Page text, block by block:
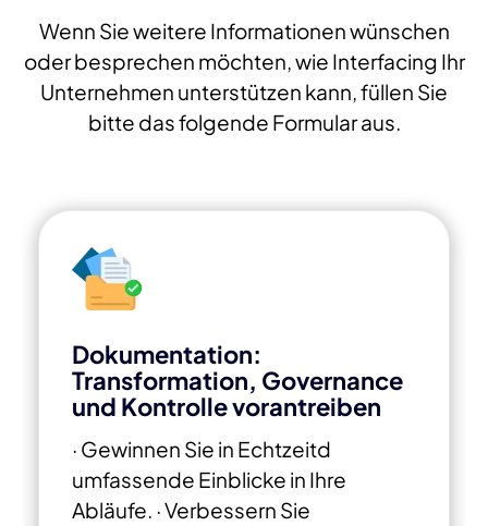
Wenn Sie weitere Informationen wünschen
oder besprechen möchten, wie Interfacing Ihr
Unternehmen unterstützen kann, füllen Sie
bitte das folgende Formular aus.
Dokumentation:
Transformation, Governance
und Kontrolle vorantreiben
· Gewinnen Sie in Echtzeitd
umfassende Einblicke in Ihre
Abläufe. · Verbessern Sie